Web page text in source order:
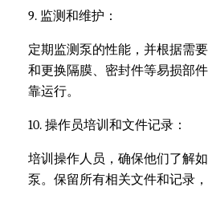
9. 监测和维护：
定期监测泵的性能，并根据需
和更换隔膜、密封件等易损部
靠运行。
10. 操作员培训和文件记录：
培训操作人员，确保他们了解
泵。保留所有相关文件和记录，